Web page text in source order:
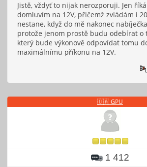
Jistě, vždyť to nijak nerozporuji. Jen
domluvím na 12V, přičemž zvládám i
nestane, když do mě nakonec
protože jenom prostě budu odebírat o
který bude výkonově odpovídat tomu
maximálnímu příkonu na 12V.
🇺🇦 GPU
1 412